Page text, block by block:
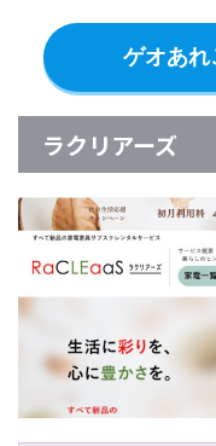
ゲオあれ
ラクリアーズ